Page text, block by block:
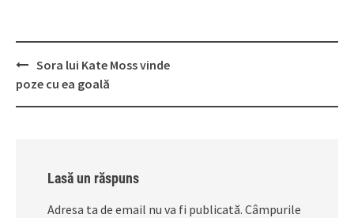
Post
navigation
Sora lui Kate Moss vinde
poze cu ea goală
Lasă un răspuns
Adresa ta de email nu va fi publicată. Câmpurile